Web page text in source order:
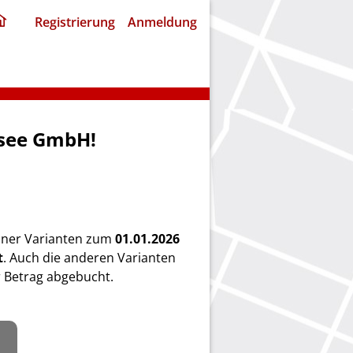
Registrierung Anmeldung
GmbH!
Varianten zum 01.01.2026
. Auch die anderen Varianten
abgebucht.